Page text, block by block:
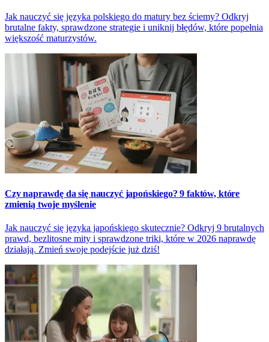
Jak nauczyć się języka polskiego do matury bez ściemy? Odkryj
brutalne fakty, sprawdzone strategie i uniknij błędów, które popełnia
większość maturzystów.
Czy naprawdę da się nauczyć japońskiego? 9 faktów, które
zmienią twoje myślenie
Jak nauczyć się języka japońskiego skutecznie? Odkryj 9 brutalnych
prawd, bezlitosne mity i sprawdzone triki, które w 2026 naprawdę
działają. Zmień swoje podejście już dziś!